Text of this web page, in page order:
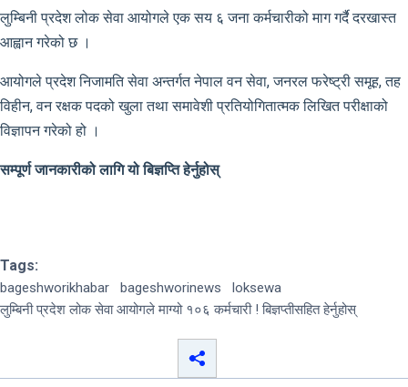
लुम्बिनी प्रदेश लोक सेवा आयोगले एक सय ६ जना कर्मचारीको माग गर्दै दरखास्त
आह्वान गरेको छ ।
आयोगले प्रदेश निजामति सेवा अन्तर्गत नेपाल वन सेवा, जनरल फरेष्ट्री समूह, तह
विहीन, वन रक्षक पदको खुला तथा समावेशी प्रतियोगितात्मक लिखित परीक्षाको
विज्ञापन गरेको हो ।
सम्पूर्ण जानकारीको लागि यो बिज्ञप्ति हेर्नुहोस्
Tags:
bageshworikhabar bageshworinews
loksewa
लुम्बिनी प्रदेश लोक सेवा आयोगले माग्यो १०६ कर्मचारी ! बिज्ञप्तीसहित हेर्नुहोस्